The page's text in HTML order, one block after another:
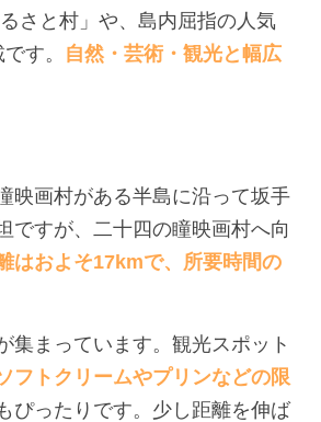
さと村」や、島内屈指の人気
す。 自然・芸術・観光と幅広
映画村がある半島に沿って坂手
ですが、二十四の瞳映画村へ向
はおよそ17kmで、所要時間の
集まっています。観光スポット
フトクリームやプリンなどの限
ぴったりです。少し距離を伸ば